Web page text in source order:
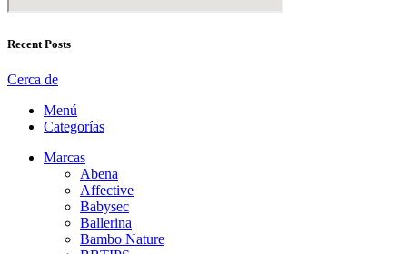
Recent Posts
Cerca de
Menú
Categorías
Marcas
Abena
Affective
Babysec
Ballerina
Bambo Nature